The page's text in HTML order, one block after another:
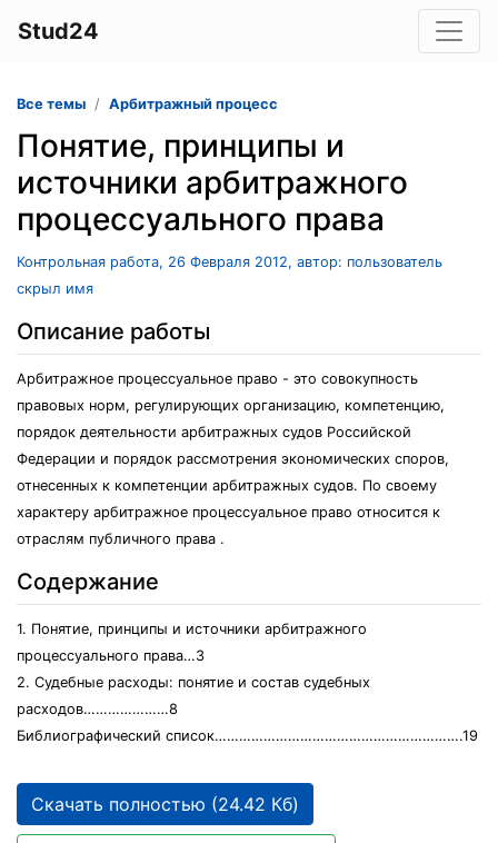
Stud24
Все темы Арбитражный процесс
Понятие, принципы и
источники арбитражного
процессуального права
Контрольная работа, 26 Февраля 2012, автор: пользователь
скрыл имя
Описание работы
Арбитражное процессуальное право - это совокупность
правовых норм, регулирующих организацию, компетенцию,
порядок деятельности арбитражных судов Российской
Федерации и порядок рассмотрения экономических споров,
отнесенных к компетенции арбитражных судов. По своему
характеру арбитражное процессуальное право относится к
отраслям публичного права .
Содержание
1. Понятие, принципы и источники арбитражного
процессуального права…3
2. Судебные расходы: понятие и состав судебных
расходов…………………8
Библиографический список…………………………………………………….19
Скачать полностью (24.42 Кб)